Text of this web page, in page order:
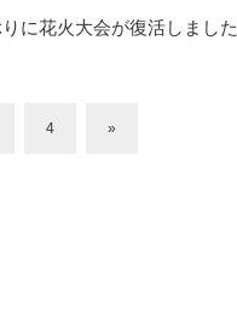
に花火大会が復活しました
4 »